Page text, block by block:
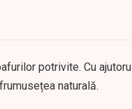
potrivite. Cu
naturală.